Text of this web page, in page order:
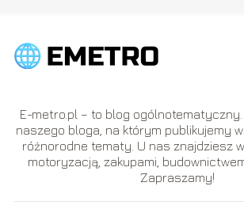
E-metro.pl – to blog
naszego bloga, na którym publikujemy
różnorodne tematy. U nas znajdziesz
motoryzacją, zakupami,
Zapraszamy!